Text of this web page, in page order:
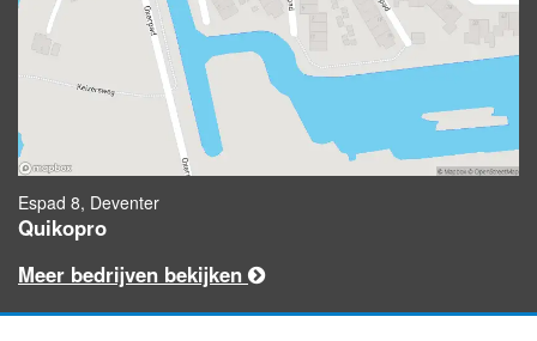
Espad 8, Deventer
Quikopro
Meer bedrijven bekijken